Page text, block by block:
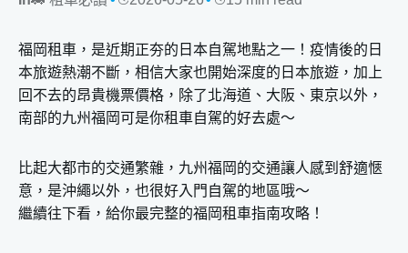
福岡租車，是近期正夯的日本自駕地點之一！疫情後的日
本旅遊熱潮不斷，相信大家也開始深度的日本旅遊，加上
回不去的昂貴機票價格，除了北海道、大阪、東京以外，
南部的九州福岡可是你租車自駕的好去處～
比起大都市的交通繁雜，九州福岡的交通讓人感到舒適愜
意，是沖繩以外，也很好入門自駕的地區哦～
繼續往下看，給你最完整的福岡租車指南攻略！